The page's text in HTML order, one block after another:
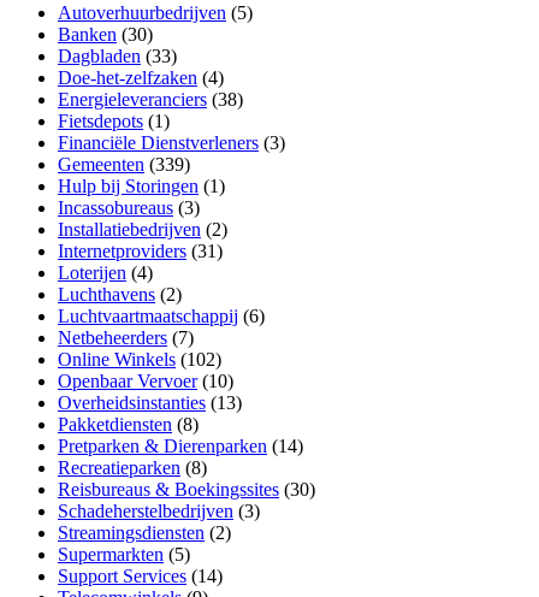
Autoverhuurbedrijven (5)
Banken (30)
Dagbladen (33)
Doe-het-zelfzaken (4)
Energieleveranciers (38)
Fietsdepots (1)
Financiële Dienstverleners (3)
Gemeenten (339)
Hulp bij Storingen (1)
Incassobureaus (3)
Installatiebedrijven (2)
Internetproviders (31)
Loterijen (4)
Luchthavens (2)
Luchtvaartmaatschappij (6)
Netbeheerders (7)
Online Winkels (102)
Openbaar Vervoer(10)
Overheidsinstanties (13)
Pakketdiensten (8)
Pretparken & Dierenparken (14)
Recreatieparken (8)
Reisbureaus & Boekingssites (30)
Schadeherstelbedrijven (3)
Streamingsdiensten (2)
Supermarkten (5)
Support Services (14)